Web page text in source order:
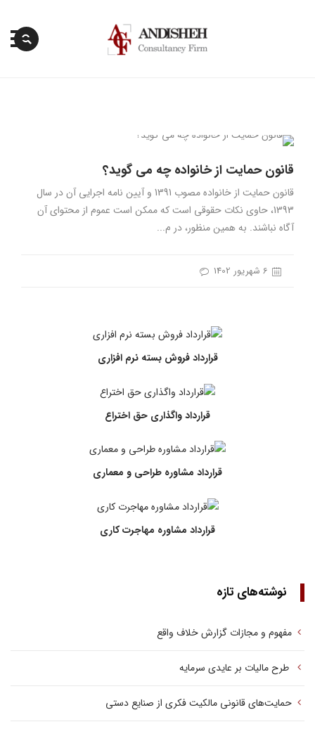
قانون حمایت از خانواده چه می گوید؟
قانون حمایت از خانواده مصوب 1391 و آیین نامه اجرایی آن در سال
1393، حاوی نکات حقوقی است که ممکن است عموم از محتوای آن
آگاه نباشند. به همین منظور، در م...
قرارداد فروش بسته نرم افزاری
قرارداد واگذاری حق اختراع
قرارداد مشاوره طراحی و معماری
قرارداد مشاوره مهاجرت کاری
نوشته‌های تازه
مفهوم و مجازات گزارش خلاف واقع
طرح مالیات بر عایدی سرمایه
حمایت‌های قانونی مالکیت فکری از صنایع دستی